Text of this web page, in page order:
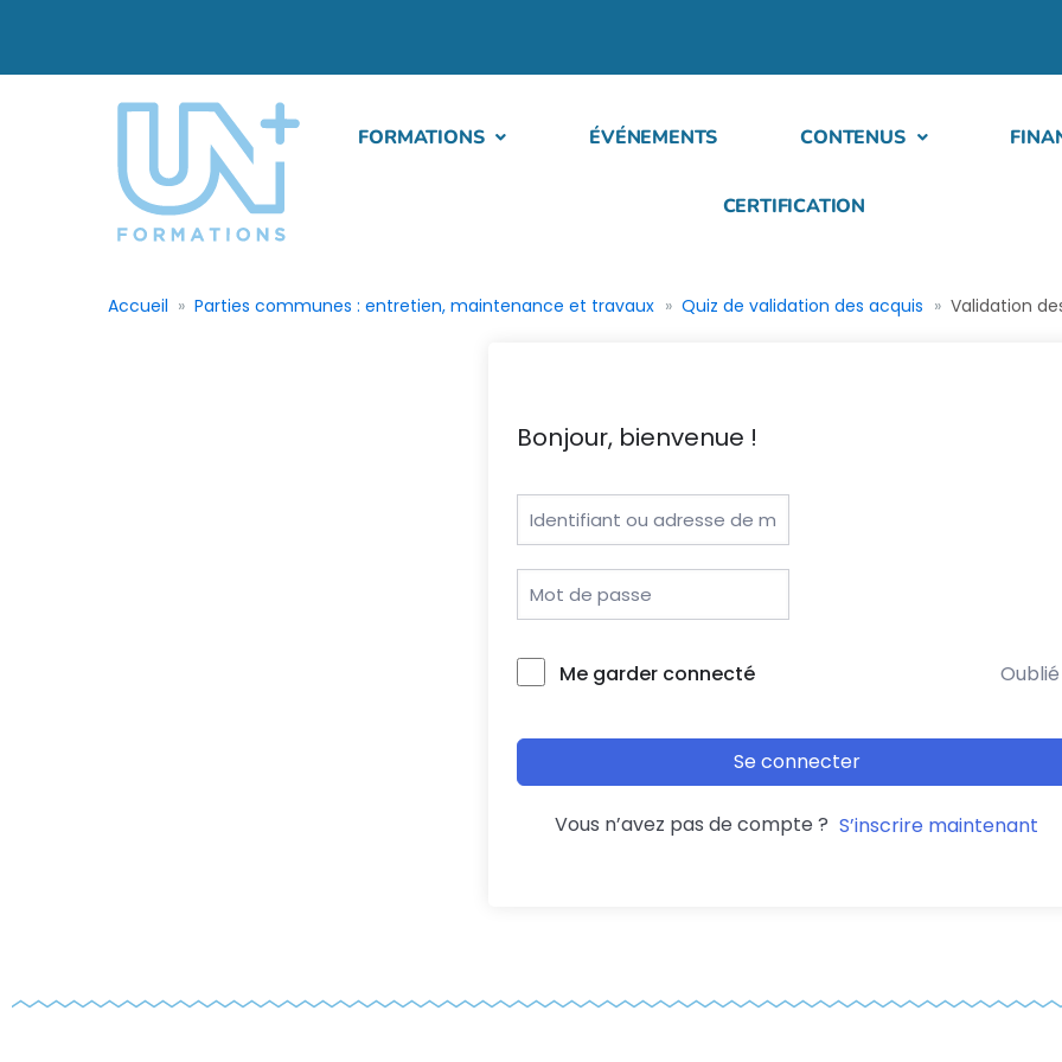
FORMATIONS ÉVÉNEMENTS CONTENUS
CERTIFICATION
Accueil Parties communes : entretien, maintenance et travaux Quiz de validation des acquis Validation
Bonjour, bienvenue !
Me garder connecté
Se connecter
Vous n’avez pas de compte ? S’inscrire maintenant